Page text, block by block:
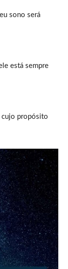
sono será
está sempre
cujo propósito